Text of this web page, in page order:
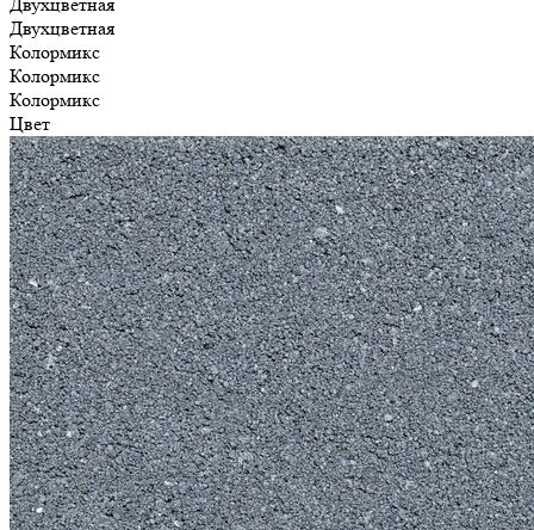
Двухцветная
Колормикс
Колормикс
Колормикс
Цвет